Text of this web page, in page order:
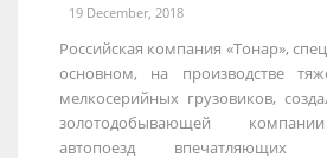
19 December, 2018
Российская компания «Тонар»,
основном, на производстве
мелкосерийных грузовиков,
золотодобывающей
автопоезд впечатляющих